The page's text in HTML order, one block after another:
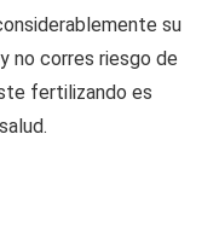
su
no corres riesgo de
fertilizando es